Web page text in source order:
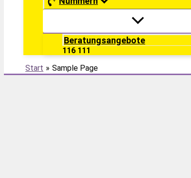
Beratungsangebote
116 111
Start
Sample Page